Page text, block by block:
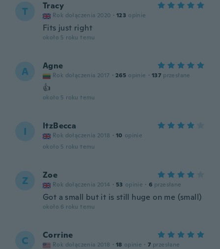
T Tracy
Rok dołączenia 2020 · 123 opinie
Fits just right
około 5 roku temu
A Agne
Rok dołączenia 2017 · 265 opinie · 137 przesłane
👍
około 5 roku temu
I ItzBecca
Rok dołączenia 2018 · 10 opinie
około 5 roku temu
Z Zoe
Rok dołączenia 2014 · 53 opinie · 6 przesłane
Got a small but it is still huge on me (small)
około 6 roku temu
C Corrine
Rok dołączenia 2018 · 18 opinie · 7 przesłane